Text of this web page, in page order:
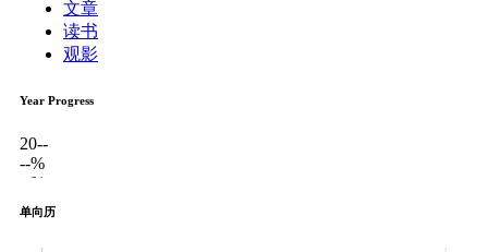
文章
读书
观影
Year Progress
20--
--%
--%
单向历